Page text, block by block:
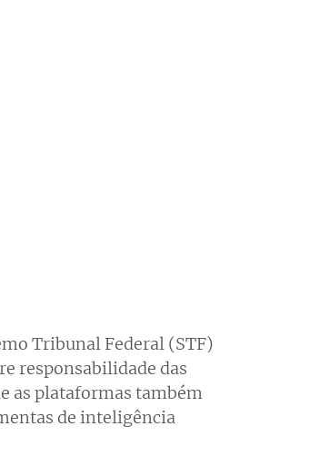
Tribunal Federal (STF)
responsabilidade das
as plataformas também
de inteligência